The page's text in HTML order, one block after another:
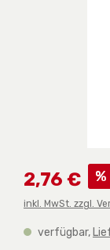
Verkaufspreis:
2,76 € %
inkl. MwSt. zzgl.
verfügbar,